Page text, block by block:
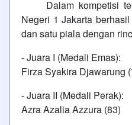
Dalam kompetisi
Negeri 1 Jakarta
dan satu piala dengan
- Juara I (Medali Emas):
Firza Syakira Djawarung
- Juara II (Medali Perak):
Azra Azalia Azzura (83)